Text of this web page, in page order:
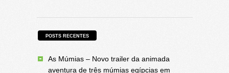
POSTS RECENTES
As Múmias – Novo trailer da animada
aventura de três múmias egípcias em